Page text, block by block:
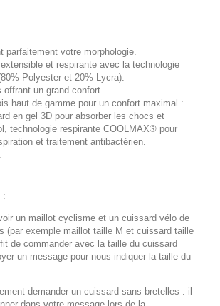
parfaitement votre morphologie.
et respirante avec la technologie
Polyester et 20% Lycra).
offrant un grand confort.
haut de gamme pour un confort maximal :
en gel 3D pour absorber les chocs et
technologie respirante COOLMAX® pour
et traitement antibactérien.
:
un maillot cyclisme et un cuissard vélo de
(par exemple maillot taille M et cuissard taille
de commander avec la taille du cuissard
un message pour nous indiquer la taille du
demander un cuissard sans bretelles : il